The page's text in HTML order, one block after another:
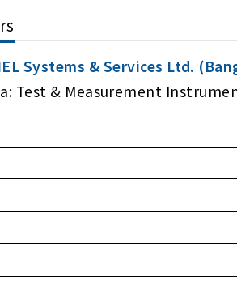
Systems & Services Ltd.
Test & Measurement